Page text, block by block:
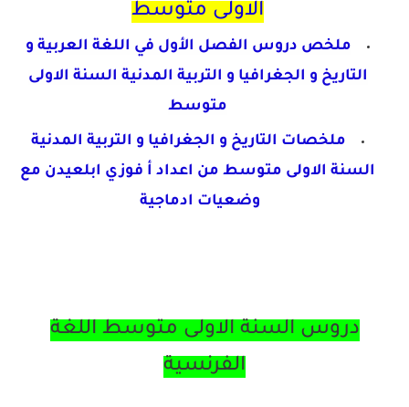
الاولى متوسط
ملخص دروس الفصل الأول في اللغة العربية و
التاريخ و الجغرافيا و التربية المدنية السنة الاولى
متوسط
ملخصات التاريخ و الجغرافيا و التربية المدنية
السنة الاولى متوسط من اعداد أ فوزي ابلعيدن مع
وضعيات ادماجية
دروس السنة الاولى متوسط اللغة
الفرنسية